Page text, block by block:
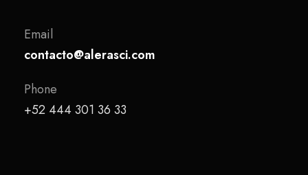
Email
contacto@alerasci.com
Phone
+52 444 301 36 33